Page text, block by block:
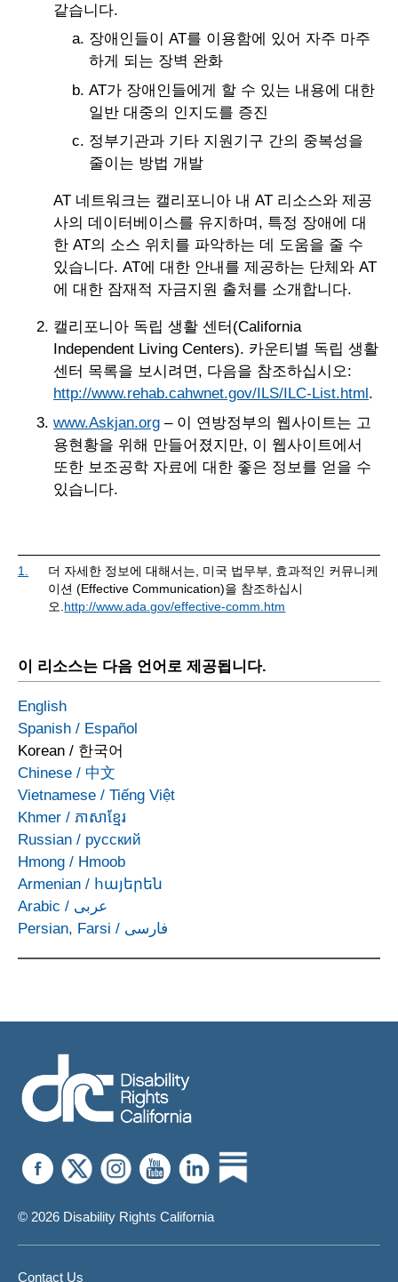
같습니다.
장애인들이 AT를 이용함에 있어 자주 마주
하게 되는 장벽 완화
AT가 장애인들에게 할 수 있는 내용에 대한
일반 대중의 인지도를 증진
정부기관과 기타 지원기구 간의 중복성을
줄이는 방법 개발
AT 네트워크는 캘리포니아 내 AT 리소스와 제공
사의 데이터베이스를 유지하며, 특정 장애에 대
한 AT의 소스 위치를 파악하는 데 도움을 줄 수
있습니다. AT에 대한 안내를 제공하는 단체와 AT
에 대한 잠재적 자금지원 출처를 소개합니다.
캘리포니아 독립 생활 센터(California
Independent Living Centers). 카운티별 독립 생활
센터 목록을 보시려면, 다음을 참조하십시오:
http://www.rehab.cahwnet.gov/ILS/ILC-List.html .
www.Askjan.org – 이 연방정부의 웹사이트는 고
용현황을 위해 만들어졌지만, 이 웹사이트에서
또한 보조공학 자료에 대한 좋은 정보를 얻을 수
있습니다.
1.
더 자세한 정보에 대해서는, 미국 법무부, 효과적인 커뮤니케
이션 (Effective Communication)을 참조하십시
오. http://www.ada.gov/effective-comm.htm
이 리소스는 다음 언어로 제공됩니다.
English
Spanish / Español
Korean / 한국어
Chinese / 中文
Vietnamese / Tiếng Việt
Khmer / ភាសាខ្មែរ
Russian / русский
Hmong / Hmoob
Armenian / հայերեն
Arabic / عربى
Persian, Farsi / فارسی
© 2026 Disability Rights California
Contact Us